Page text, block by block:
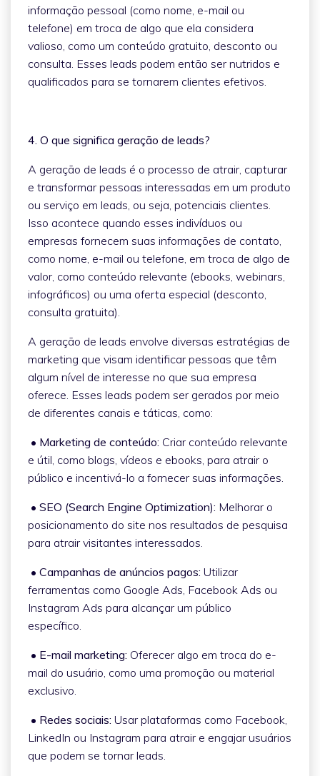
informação pessoal (como nome, e-mail ou
telefone) em troca de algo que ela considera
valioso, como um conteúdo gratuito, desconto ou
consulta. Esses leads podem então ser nutridos e
qualificados para se tornarem clientes efetivos.
4. O que significa geração de leads?
A geração de leads é o processo de atrair, capturar
e transformar pessoas interessadas em um produto
ou serviço em leads, ou seja, potenciais clientes.
Isso acontece quando esses indivíduos ou
empresas fornecem suas informações de contato,
como nome, e-mail ou telefone, em troca de algo de
valor, como conteúdo relevante (ebooks, webinars,
infográficos) ou uma oferta especial (desconto,
consulta gratuita).
A geração de leads envolve diversas estratégias de
marketing que visam identificar pessoas que têm
algum nível de interesse no que sua empresa
oferece. Esses leads podem ser gerados por meio
de diferentes canais e táticas, como:
• Marketing de conteúdo: Criar conteúdo relevante
e útil, como blogs, vídeos e ebooks, para atrair o
público e incentivá-lo a fornecer suas informações.
• SEO (Search Engine Optimization): Melhorar o
posicionamento do site nos resultados de pesquisa
para atrair visitantes interessados.
• Campanhas de anúncios pagos: Utilizar
ferramentas como Google Ads, Facebook Ads ou
Instagram Ads para alcançar um público
específico.
• E-mail marketing: Oferecer algo em troca do e-
mail do usuário, como uma promoção ou material
exclusivo.
• Redes sociais: Usar plataformas como Facebook,
LinkedIn ou Instagram para atrair e engajar usuários
que podem se tornar leads.